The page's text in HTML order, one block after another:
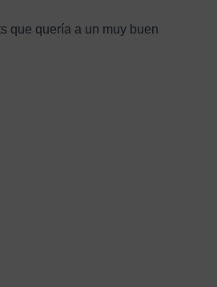
que quería a un muy buen